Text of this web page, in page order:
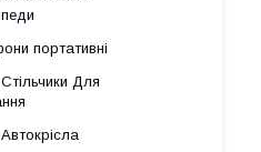
портативні
Для